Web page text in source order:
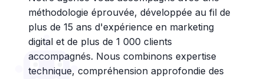
méthodologie éprouvée, développée au fil de
plus de 15 ans d'expérience en marketing
digital et de plus de 1 000 clients
accompagnés. Nous combinons expertise
technique, compréhension approfondie des